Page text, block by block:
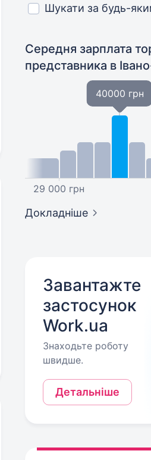
Шукати за будь-
Середня зарплата
представника в
29 000 грн
40000 грн
Докладніше
Завантажте
застосунок
Work.ua
Знаходьте роботу
швидше.
Детальніше